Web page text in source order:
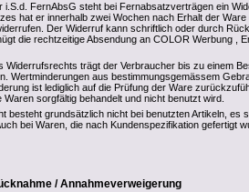
i.S.d. FernAbsG steht bei Fernabsatzverträgen ein
hat er innerhalb zwei Wochen nach Erhalt der
Der Widerruf kann schriftlich oder durch
die rechtzeitige Absendung an COLOR Werbung ,
Widerrufsrechts trägt der Verbraucher bis zu einem
Wertminderungen aus bestimmungsgemässem
ist lediglich auf die Prüfung der Ware
Waren sorgfältig behandelt und nicht benutzt wird.
besteht grundsätzlich nicht bei benutzten Artikeln, es
bei Waren, die nach Kundenspezifikation gefertigt
/ Annahmeverweigerung